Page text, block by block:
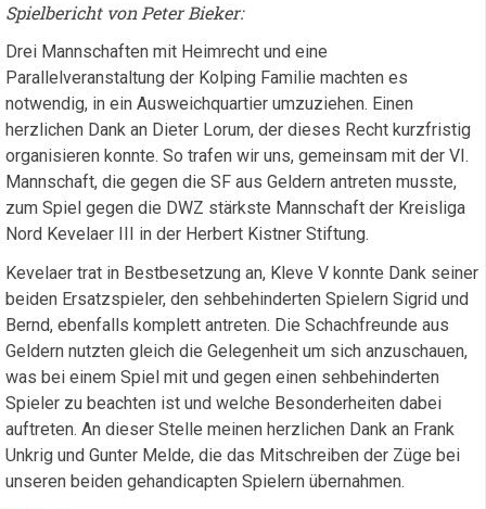
Spielbericht von Peter Bieker:
Drei Mannschaften mit Heimrecht und eine
Parallelveranstaltung der Kolping Familie machten es
notwendig, in ein Ausweichquartier umzuziehen. Einen
herzlichen Dank an Dieter Lorum, der dieses Recht kurzfristig
organisieren konnte. So trafen wir uns, gemeinsam mit der VI.
Mannschaft, die gegen die SF aus Geldern antreten musste,
zum Spiel gegen die DWZ stärkste Mannschaft der Kreisliga
Nord Kevelaer III in der Herbert Kistner Stiftung.
Kevelaer trat in Bestbesetzung an, Kleve V konnte Dank seiner
beiden Ersatzspieler, den sehbehinderten Spielern Sigrid und
Bernd, ebenfalls komplett antreten. Die Schachfreunde aus
Geldern nutzten gleich die Gelegenheit um sich anzuschauen,
was bei einem Spiel mit und gegen einen sehbehinderten
Spieler zu beachten ist und welche Besonderheiten dabei
auftreten. An dieser Stelle meinen herzlichen Dank an Frank
Unkrig und Gunter Melde, die das Mitschreiben der Züge bei
unseren beiden gehandicapten Spielern übernahmen.